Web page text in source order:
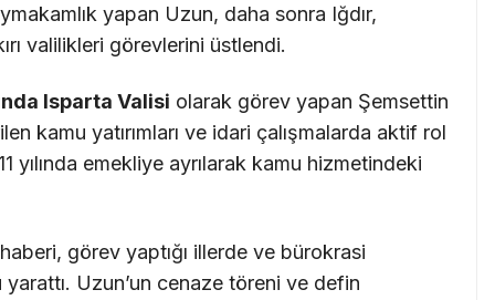
yapan Uzun, daha sonra Iğdır,
valilikleri görevlerini üstlendi.
Isparta Valisi olarak görev yapan Şemsettin
kamu yatırımları ve idari çalışmalarda aktif rol
yılında emekliye ayrılarak kamu hizmetindeki
haberi, görev yaptığı illerde ve bürokrasi
Uzun’un cenaze töreni ve defin